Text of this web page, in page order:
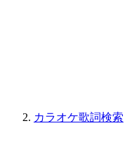
カラオケ歌詞検索